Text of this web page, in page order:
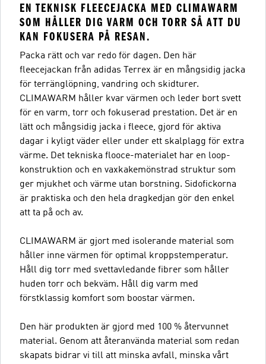
EN TEKNISK FLEECEJACKA MED CLIMAWARM
SOM HÅLLER DIG VARM OCH TORR SÅ ATT DU
KAN FOKUSERA PÅ RESAN.
Packa rätt och var redo för dagen. Den här
fleecejackan från adidas Terrex är en mångsidig jacka
för terränglöpning, vandring och skidturer.
CLIMAWARM håller kvar värmen och leder bort svett
för en varm, torr och fokuserad prestation. Det är en
lätt och mångsidig jacka i fleece, gjord för aktiva
dagar i kyligt väder eller under ett skalplagg för extra
värme. Det tekniska flooce-materialet har en loop-
konstruktion och en vaxkakemönstrad struktur som
ger mjukhet och värme utan borstning. Sidofickorna
är praktiska och den hela dragkedjan gör den enkel
att ta på och av.
CLIMAWARM är gjort med isolerande material som
håller inne värmen för optimal kroppstemperatur.
Håll dig torr med svettavledande fibrer som håller
huden torr och bekväm. Håll dig varm med
förstklassig komfort som boostar värmen.
Den här produkten är gjord med 100 % återvunnet
material. Genom att återanvända material som redan
skapats bidrar vi till att minska avfall, minska vårt